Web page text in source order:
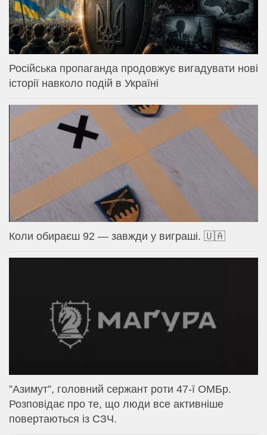
Російська пропаганда продовжує вигадувати нові
історії навколо подій в Україні
Коли обираєш 92 — завжди у виграші. 🇺🇦
⁨”Азимут”, головний сержант роти 47-ї ОМБр.
Розповідає про те, що люди все активніше
повертаються із СЗЧ.